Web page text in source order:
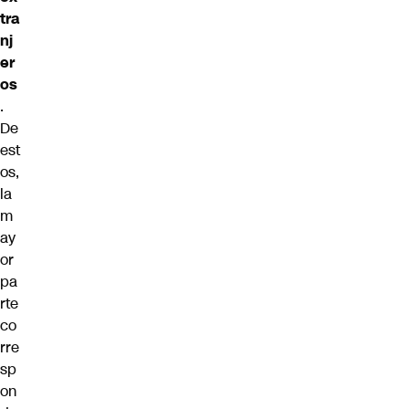
tra
nj
er
os
.
De
est
os,
la
m
ay
or
pa
rte
co
rre
sp
on